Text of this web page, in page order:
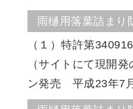
雨樋用落葉詰まり
（１）特許第
（サイトにて現開
ン発売 平成23年7